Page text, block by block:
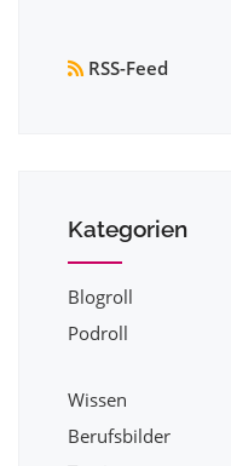
RSS-Feed
Kategorien
Blogroll
Podroll
Wissen
Berufsbilder